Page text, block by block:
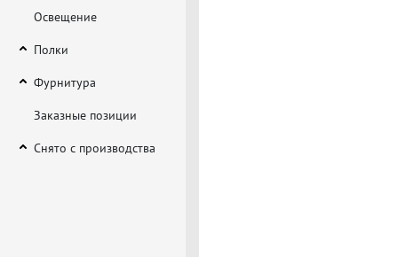
Освещение
Полки
Фурнитура
Заказные позиции
Снято с производства